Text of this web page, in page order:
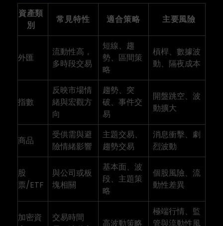
資產類
別
常見特性 適合策略 主要風險
外匯
流動性高，
多時段交易
短線、趨
勢、區間策
略
槓桿、數據波
動、隔夜成本
指數
反映市場情
緒與宏觀方
向
趨勢、突
破、事件交
易
開盤跳空、波
動擴大
商品
受供需與避
險情緒影響
主題交易、
趨勢交易
消息衝擊、劇
烈波動
股
票/ETF
與公司或板
塊相關
基本面、波
段、主題策
略
個股風險、流
動性差異
加密資
交易時間
高波動策略
極端行情、監
管與流動性風